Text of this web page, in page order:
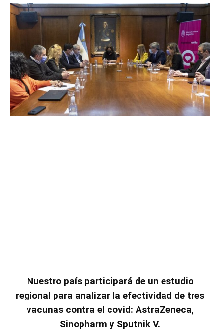
Nuestro país participará de un estudio
regional para analizar la efectividad de tres
vacunas contra el covid: AstraZeneca,
Sinopharm y Sputnik V.